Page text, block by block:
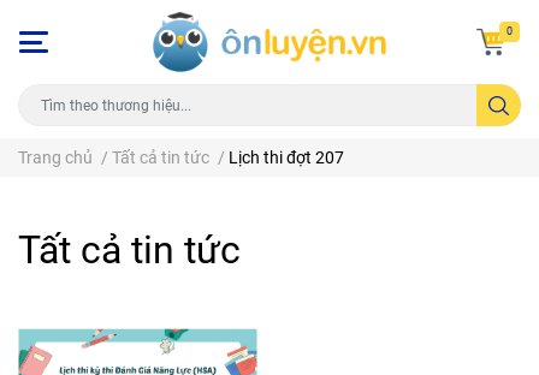
0
Trang chủ / Tất cả tin tức / Lịch thi đợt 207
Tất cả tin tức